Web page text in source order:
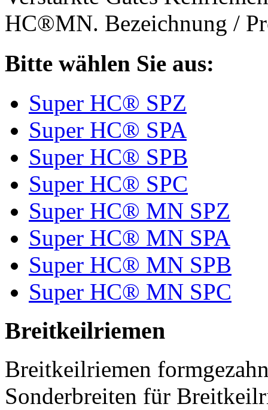
HC®MN. Bezeichnung /
Bitte wählen Sie aus:
Super HC® SPZ
Super HC® SPA
Super HC® SPB
Super HC® SPC
Super HC® MN SPZ
Super HC® MN SPA
Super HC® MN SPB
Super HC® MN SPC
Breitkeilriemen
Breitkeilriemen
Sonderbreiten für